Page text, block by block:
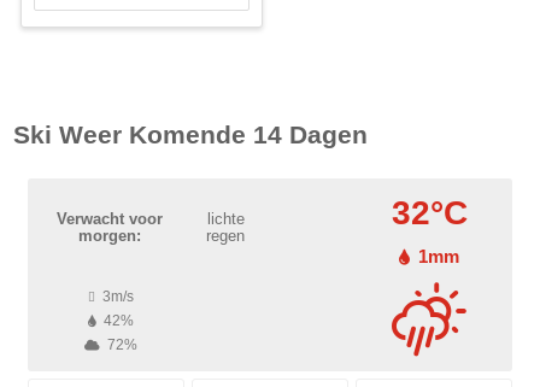
Ski Weer Komende 14 Dagen
Verwacht voor
morgen:
lichte
regen
32°C
1mm
3m/s
42%
72%